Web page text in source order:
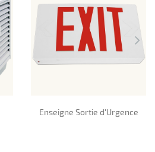
Enseigne Sortie d'Urgence